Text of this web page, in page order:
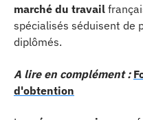
marché du travail
spécialisés séduisent de
diplômés.
A lire en complément :
d'obtention